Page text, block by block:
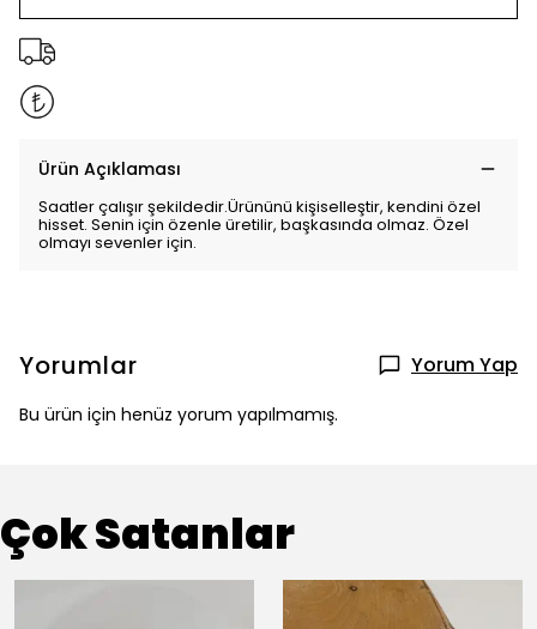
Ürün Açıklaması
Saatler çalışır şekildedir.Ürününü kişiselleştir, kendini özel
hisset. Senin için özenle üretilir, başkasında olmaz. Özel
olmayı sevenler için.
Yorumlar Yorum Yap
Bu ürün için henüz yorum yapılmamış.
Çok Satanlar